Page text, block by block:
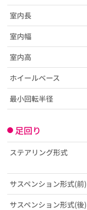
室内長
室内幅
室内高
ホイールベース
最小回転半径
足回り
ステアリング形式
サスペンション形式(前)
サスペンション形式(後)